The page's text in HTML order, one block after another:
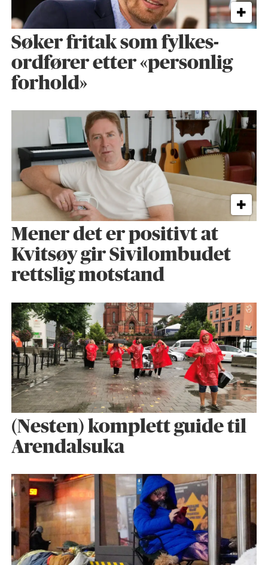
Søker fritak som fylkes­
ordfører etter «personlig
forhold»
Mener det er positivt at
Kvitsøy gir Sivilombudet
rettslig motstand
(Nesten) komplett guide til
Arendalsuka